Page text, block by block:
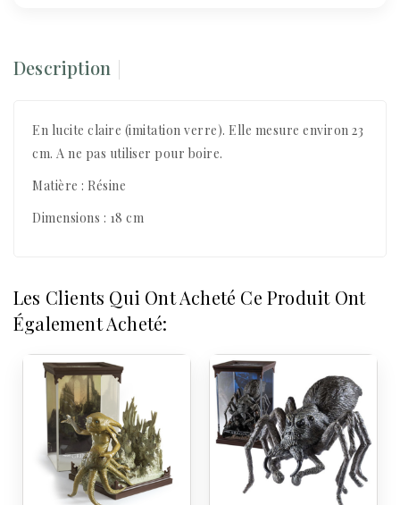
Description
En lucite claire (imitation verre). Elle mesure environ 23
cm. A ne pas utiliser pour boire.
Matière : Résine
Dimensions : 18 cm
Les Clients Qui Ont Acheté Ce Produit Ont
Également Acheté: